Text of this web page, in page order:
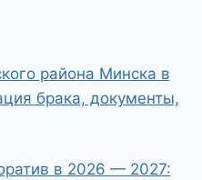
района Минска в
брака, документы,
в 2026 — 2027: